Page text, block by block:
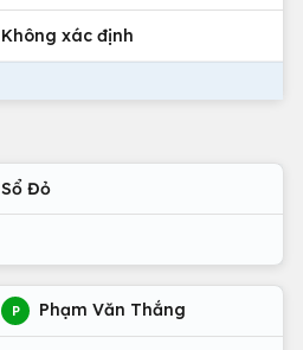
Không xác định
Sổ Đỏ
P Phạm Văn Thắng